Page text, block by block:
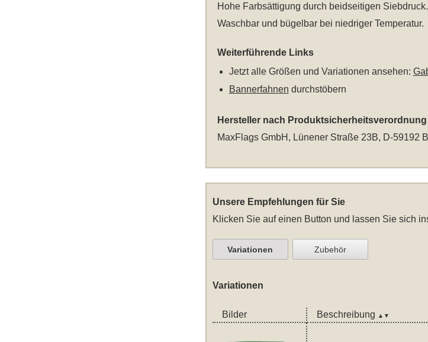
Hohe Farbsättigung durch beidseitigen Siebdruck.
Waschbar und bügelbar bei niedriger Temperatur.
Weiterführende Links
Jetzt alle Größen und Variationen ansehen:
Bannerfahnen durchstöbern
Hersteller nach Produktsicherheitsverordnung
MaxFlags GmbH, Lünener Straße 23B, D-59192
Unsere Empfehlungen für Sie
Klicken Sie auf einen Button und lassen Sie sich
Variationen Zubehör
Variationen
Bilder Beschreibung ▲▼